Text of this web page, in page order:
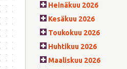
Heinäkuu 2026
Kesäkuu 2026
Toukokuu 2026
Huhtikuu 2026
Maaliskuu 2026